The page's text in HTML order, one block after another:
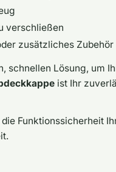
verschließen
zusätzliches Zubehör
schnellen Lösung, um
ist Ihr
Funktionssicherheit